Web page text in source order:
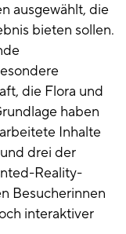
ausgewählt, die
bieten sollen.
die Flora und
haben
Inhalte
drei der
Reality-
Besucherinnen
interaktiver